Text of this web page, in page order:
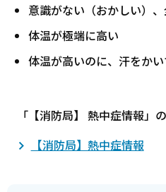
意識がない（おかしい）
体温が極端に高い
体温が高いのに、汗をか
「【消防局】 熱中症情報」
【消防局】熱中症情報